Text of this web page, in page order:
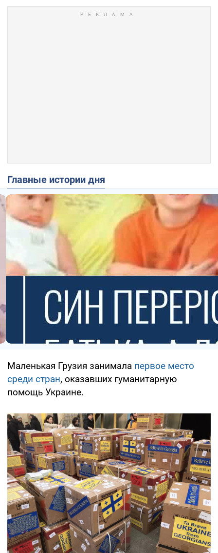
Главные истории дня
Маленькая Грузия занимала первое место
среди стран, оказавших гуманитарную
помощь Украине.